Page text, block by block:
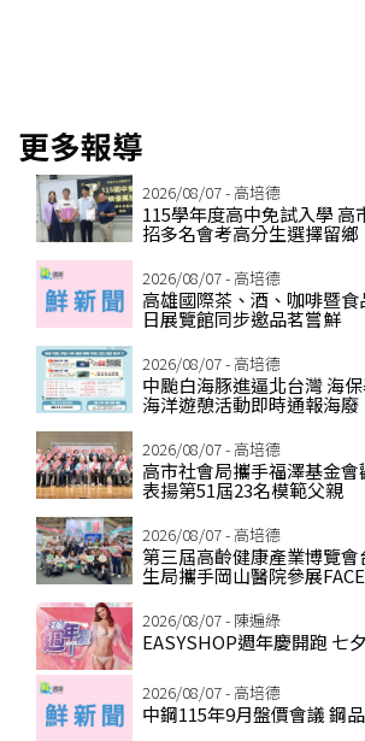
更多報導
2026/08/07 - 高培德
115學年度高中免試入學 高
招多名會考高分生選擇留鄉
2026/08/07 - 高培德
高雄國際茶、酒、咖啡暨食
日展覽館同步邀品茗嘗鮮
2026/08/07 - 高培德
中颱白海豚進逼北台灣 海
海洋遊憩活動即時通報海廢
2026/08/07 - 高培德
高市社會局攜手福澤基金
表揚第51屆23名模範父親
2026/08/07 - 高培德
第三屆高齡健康產業博覽
生局攜手岡山醫院參展
2026/08/07 - 陳遍綠
EASYSHOP週年慶開跑 七
2026/08/07 - 高培德
中鋼115年9月盤價會議 鋼